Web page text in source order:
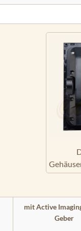
mit Active
Geber